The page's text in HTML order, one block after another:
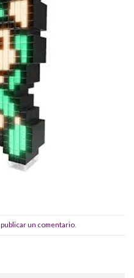
publicar un comentario